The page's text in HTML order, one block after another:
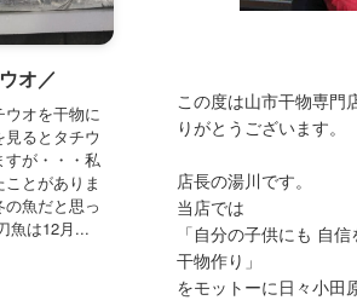
オ／
オを干物に
るとタチウ
が・・・私
とがありま
魚だと思っ
魚は12月...
この度は山市干物専門
りがとうございます。
店長の湯川です。
当店では
「自分の子供にも 自
干物作り」
をモットーに日々小田